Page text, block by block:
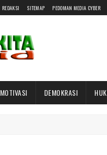
REDAKSI SITEMAP PEDOMAN MEDIA CYBER
MOTIVASI DEMOKRASI